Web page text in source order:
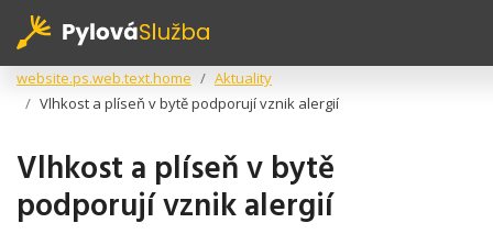
website.ps.web.text.home
Aktuality
Vlhkost a plíseň v bytě podporují vznik alergií
Vlhkost a plíseň v bytě
podporují vznik alergií